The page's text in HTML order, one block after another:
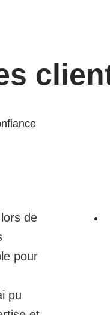
de
pour
pu